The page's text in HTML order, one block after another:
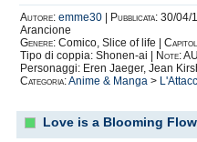
Autore: emme30 Pubblicata: 30/04/
Arancione
Genere: Comico, Slice of life |
Tipo di coppia: Shonen-ai |
Note:
Personaggi: Eren Jaeger, Jean
Categoria:Anime & Manga >
Love is a Blooming